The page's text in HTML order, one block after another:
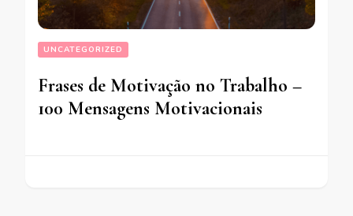
UNCATEGORIZED
Frases de Motivação no Trabalho –
100 Mensagens Motivacionais